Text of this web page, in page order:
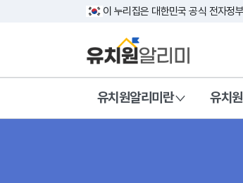
이 누리집은 대한민국 공식 전자정
유치원알리미란 유치